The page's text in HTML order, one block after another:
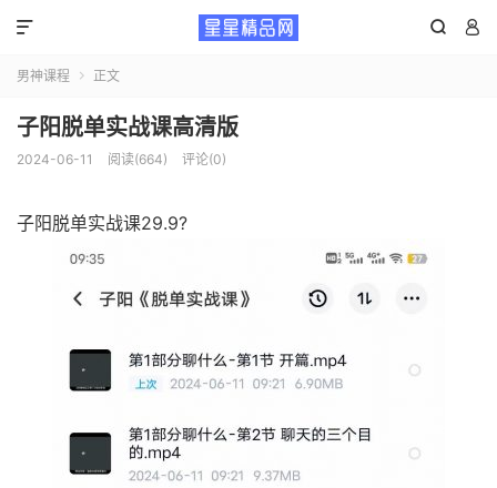
 

男神课程  正文
子阳脱单实战课高清版
2024-06-11 阅读(664) 评论(0)
子阳脱单实战课29.9?